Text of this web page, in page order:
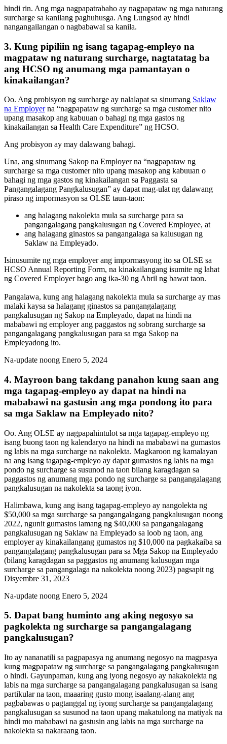
hindi rin. Ang mga nagpapatrabaho ay nagpapataw ng mga naturang
surcharge sa kanilang paghuhusga. Ang Lungsod ay hindi
nangangailangan o nagbabawal sa kanila.
3. Kung pipiliin ng isang tagapag-empleyo na
magpataw ng naturang surcharge, nagtatatag ba
ang HCSO ng anumang mga pamantayan o
kinakailangan?
Oo. Ang probisyon ng surcharge ay nalalapat sa sinumang Saklaw
na Employerna “nagpapataw ng surcharge sa mga customer nito
upang masakop ang kabuuan o bahagi ng mga gastos ng
kinakailangan sa Health Care Expenditure” ng HCSO.
Ang probisyon ay may dalawang bahagi.
Una, ang sinumang Sakop na Employer na “nagpapataw ng
surcharge sa mga customer nito upang masakop ang kabuuan o
bahagi ng mga gastos ng kinakailangan sa Paggasta sa
Pangangalagang Pangkalusugan” ay dapat mag-ulat ng dalawang
piraso ng impormasyon sa OLSE taun-taon:
ang halagang nakolekta mula sa surcharge para sa
pangangalagang pangkalusugan ng Covered Employee, at
ang halagang ginastos sa pangangalaga sa kalusugan ng
Saklaw na Empleyado.
Isinusumite ng mga employer ang impormasyong ito sa OLSE sa
HCSO Annual Reporting Form, na kinakailangang isumite ng lahat
ng Covered Employer bago ang ika-30 ng Abril ng bawat taon.
Pangalawa, kung ang halagang nakolekta mula sa surcharge ay mas
malaki kaysa sa halagang ginastos sa pangangalagang
pangkalusugan ng Sakop na Empleyado, dapat na hindi na
mababawi ng employer ang paggastos ng sobrang surcharge sa
pangangalagang pangkalusugan para sa mga Sakop na
Empleyadong ito.
Na-update noong Enero 5, 2024
4. Mayroon bang takdang panahon kung saan ang
mga tagapag-empleyo ay dapat na hindi na
mababawi na gastusin ang mga pondong ito para
sa mga Saklaw na Empleyado nito?
Oo. Ang OLSE ay nagpapahintulot sa mga tagapag-empleyo ng
isang buong taon ng kalendaryo na hindi na mababawi na gumastos
ng labis na mga surcharge na nakolekta. Magkaroon ng kamalayan
na ang isang tagapag-empleyo ay dapat gumastos ng labis na mga
pondo ng surcharge sa susunod na taon bilang karagdagan sa
paggastos ng anumang mga pondo ng surcharge sa pangangalagang
pangkalusugan na nakolekta sa taong iyon.
Halimbawa, kung ang isang tagapag-empleyo ay nangolekta ng
$50,000 sa mga surcharge sa pangangalagang pangkalusugan noong
2022, ngunit gumastos lamang ng $40,000 sa pangangalagang
pangkalusugan ng Saklaw na Empleyado sa loob ng taon, ang
employer ay kinakailangang gumastos ng $10,000 na pagkakaiba sa
pangangalagang pangkalusugan para sa Mga Sakop na Empleyado
(bilang karagdagan sa paggastos ng anumang kalusugan mga
surcharge sa pangangalaga na nakolekta noong 2023) pagsapit ng
Disyembre 31, 2023
Na-update noong Enero 5, 2024
5. Dapat bang huminto ang aking negosyo sa
pagkolekta ng surcharge sa pangangalagang
pangkalusugan?
Ito ay nananatili sa pagpapasya ng anumang negosyo na magpasya
kung magpapataw ng surcharge sa pangangalagang pangkalusugan
o hindi. Gayunpaman, kung ang iyong negosyo ay nakakolekta ng
labis na mga surcharge sa pangangalagang pangkalusugan sa isang
partikular na taon, maaaring gusto mong isaalang-alang ang
pagbabawas o pagtanggal ng iyong surcharge sa pangangalagang
pangkalusugan sa susunod na taon upang makatulong na matiyak na
hindi mo mababawi na gastusin ang labis na mga surcharge na
nakolekta sa nakaraang taon.